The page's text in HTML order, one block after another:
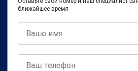
ближайшее время